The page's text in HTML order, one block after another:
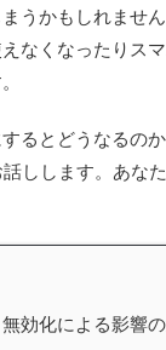
うかもしれませ
なくなったりス
るとどうなるの
しします。あな
効化による影響